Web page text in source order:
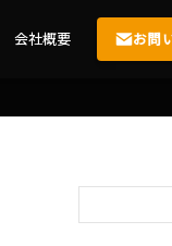
会社概要 お問